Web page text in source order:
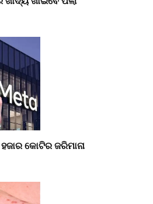
କୋଟିର ଜରିମାନା